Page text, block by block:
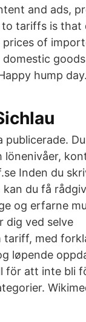
and ads,
tariffs is that
of
hump day.
publicerade.
Inden du
du få
og erfarne
dig ved selve
med
løpende
för att inte bli